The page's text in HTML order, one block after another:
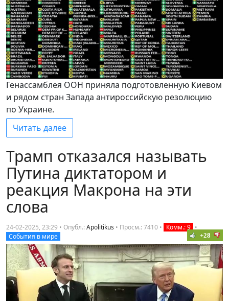
Генассамблея ООН приняла подготовленную Киевом
и рядом стран Запада антироссийскую резолюцию
по Украине.
Читать далее
Трамп отказался называть
Путина диктатором и
реакция Макрона на эти
слова
24-02-2025, 23:29 • Опубл.:Apolitikus • Просм.: 7410 • Комм.: 9 •
События в мире
+28